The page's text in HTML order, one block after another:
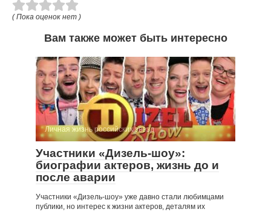
( Пока оценок нет )
Вам также может быть интересно
Личная жизнь российских звезд
Участники «Дизель-шоу»:
биографии актеров, жизнь до и
после аварии
Участники «Дизель-шоу» уже давно стали любимцами
публики, но интерес к жизни актеров, деталям их